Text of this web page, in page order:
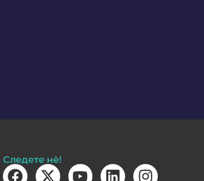
Следете нè!